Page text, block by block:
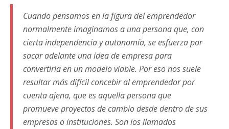
Cuando pensamos en la figura del emprendedor
normalmente imaginamos a una persona que, con
cierta independencia y autonomía, se esfuerza por
sacar adelante una idea de empresa para
convertirla en un modelo viable. Por eso nos suele
resultar más difícil concebir al emprendedor por
cuenta ajena, que es aquella persona que
promueve proyectos de cambio desde dentro de sus
empresas o instituciones. Son los llamados